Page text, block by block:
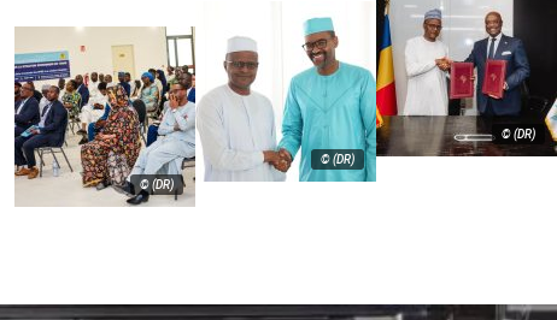
© (DR)
© (DR)
© (DR)